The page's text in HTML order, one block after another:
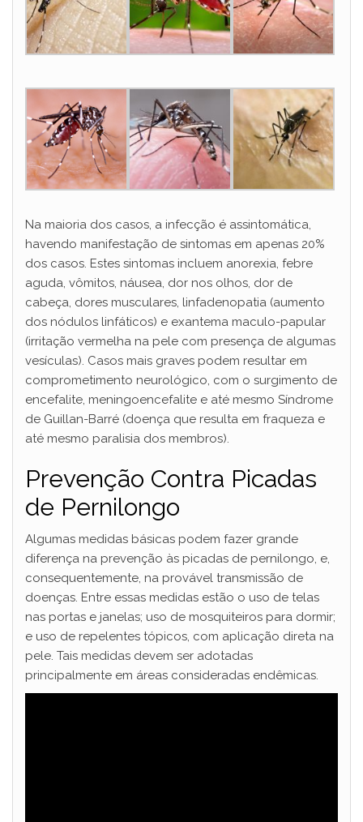
Na maioria dos casos, a infecção é assintomática,
havendo manifestação de sintomas em apenas 20%
dos casos. Estes sintomas incluem anorexia, febre
aguda, vômitos, náusea, dor nos olhos, dor de
cabeça, dores musculares, linfadenopatia (aumento
dos nódulos linfáticos) e exantema maculo-papular
(irritação vermelha na pele com presença de algumas
vesículas). Casos mais graves podem resultar em
comprometimento neurológico, com o surgimento de
encefalite, meningoencefalite e até mesmo Síndrome
de Guillan-Barré (doença que resulta em fraqueza e
até mesmo paralisia dos membros).
Prevenção Contra Picadas
de Pernilongo
Algumas medidas básicas podem fazer grande
diferença na prevenção às picadas de pernilongo, e,
consequentemente, na provável transmissão de
doenças. Entre essas medidas estão o uso de telas
nas portas e janelas; uso de mosquiteiros para dormir;
e uso de repelentes tópicos, com aplicação direta na
pele. Tais medidas devem ser adotadas
principalmente em áreas consideradas endêmicas.